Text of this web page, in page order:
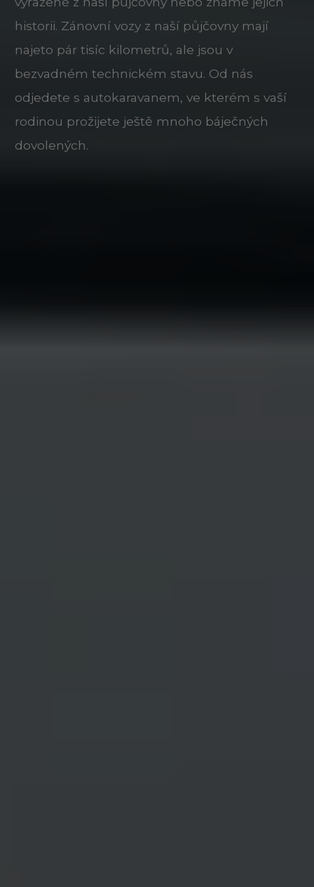
historii. Zánovní vozy z naší půjčovny mají
najeto pár tisíc kilometrů, ale jsou v
bezvadném technickém stavu. Od nás
odjedete s autokaravanem, ve kterém s vaší
rodinou prožijete ještě mnoho báječných
dovolených.